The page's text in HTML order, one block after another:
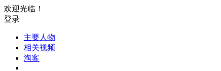
欢迎光临！
登录
主要人物
相关视频
淘客